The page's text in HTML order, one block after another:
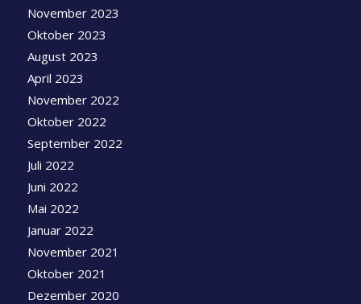
November 2023
Oktober 2023
August 2023
April 2023
November 2022
Oktober 2022
September 2022
Juli 2022
Juni 2022
Mai 2022
Januar 2022
November 2021
Oktober 2021
Dezember 2020